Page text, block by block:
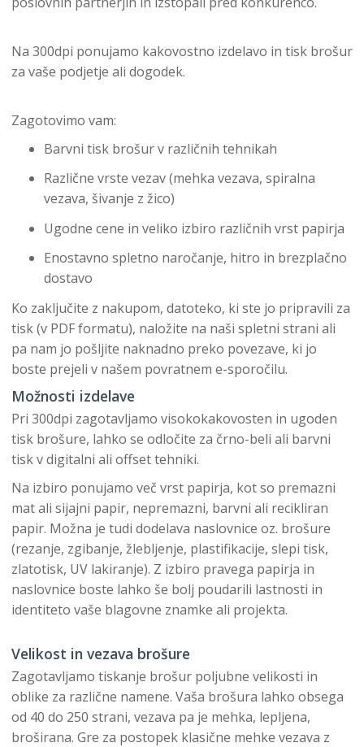
Na 300dpi ponujamo kakovostno izdelavo in tisk brošur
za vaše podjetje ali dogodek.
Zagotovimo vam:
Barvni tisk brošur v različnih tehnikah
Različne vrste vezav (mehka vezava, spiralna
vezava, šivanje z žico)
Ugodne cene in veliko izbiro različnih vrst papirja
Enostavno spletno naročanje, hitro in brezplačno
dostavo
Ko zaključite z nakupom, datoteko, ki ste jo pripravili za
tisk (v PDF formatu), naložite na naši spletni strani ali
pa nam jo pošljite naknadno preko povezave, ki jo
boste prejeli v našem povratnem e-sporočilu.
Možnosti izdelave
Pri 300dpi zagotavljamo visokokakovosten in ugoden
tisk brošure, lahko se odločite za črno-beli ali barvni
tisk v digitalni ali offset tehniki.
Na izbiro ponujamo več vrst papirja, kot so premazni
mat ali sijajni papir, nepremazni, barvni ali recikliran
papir. Možna je tudi dodelava naslovnice oz. brošure
(rezanje, zgibanje, žlebljenje, plastifikacije, slepi tisk,
zlatotisk, UV lakiranje). Z izbiro pravega papirja in
naslovnice boste lahko še bolj poudarili lastnosti in
identiteto vaše blagovne znamke ali projekta.
Velikost in vezava brošure
Zagotavljamo tiskanje brošur poljubne velikosti in
oblike za različne namene. Vaša brošura lahko obsega
od 40 do 250 strani, vezava pa je mehka, lepljena,
broširana. Gre za postopek klasične mehke vezava z